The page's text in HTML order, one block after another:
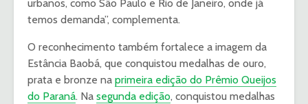
urbanos, como São Paulo e Rio de Janeiro, onde já
temos demanda”, complementa.
O reconhecimento também fortalece a imagem da
Estância Baobá, que conquistou medalhas de ouro,
prata e bronze na primeira edição do Prêmio Queijos
do Paraná. Na segunda edição, conquistou medalhas